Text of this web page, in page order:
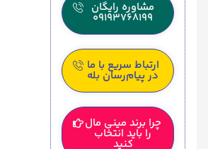
مشاوره رایگان
09193768199
ارتباط سریع با ما
در پیام‌رسان بله
چرا برند مینی مال
را باید انتخاب
کنید